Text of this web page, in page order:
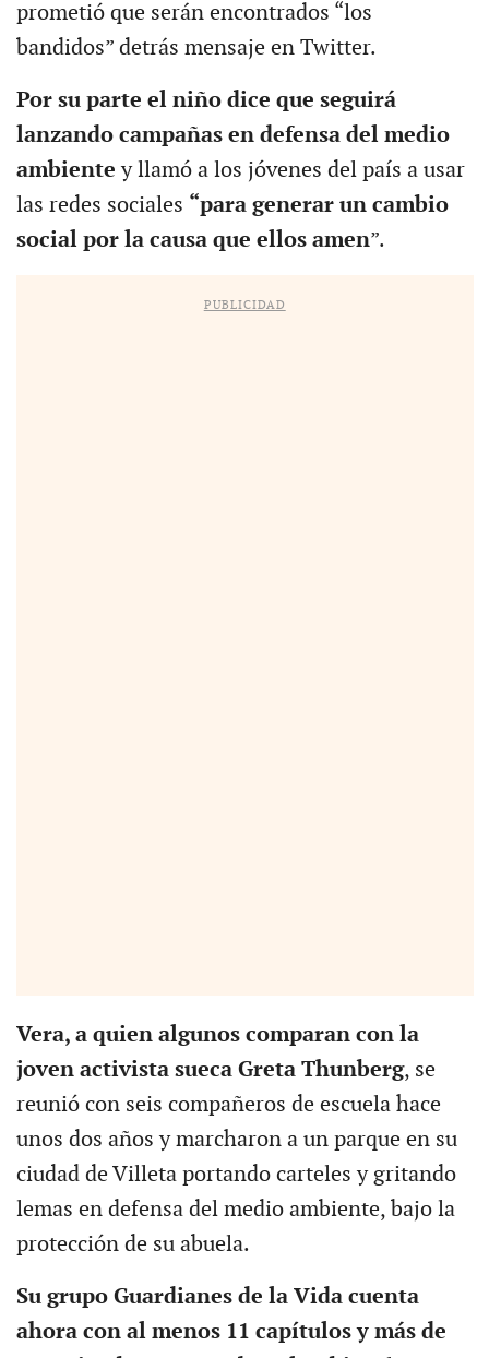
prometió que serán encontrados “los
bandidos” detrás mensaje en Twitter.
Por su parte el niño dice que seguirá
lanzando campañas en defensa del medio
ambiente y llamó a los jóvenes del país a usar
las redes sociales “para generar un cambio
social por la causa que ellos amen”.
PUBLICIDAD
Vera, a quien algunos comparan con la
joven activista sueca Greta Thunberg, se
reunió con seis compañeros de escuela hace
unos dos años y marcharon a un parque en su
ciudad de Villeta portando carteles y gritando
lemas en defensa del medio ambiente, bajo la
protección de su abuela.
Su grupo Guardianes de la Vida cuenta
ahora con al menos 11 capítulos y más de